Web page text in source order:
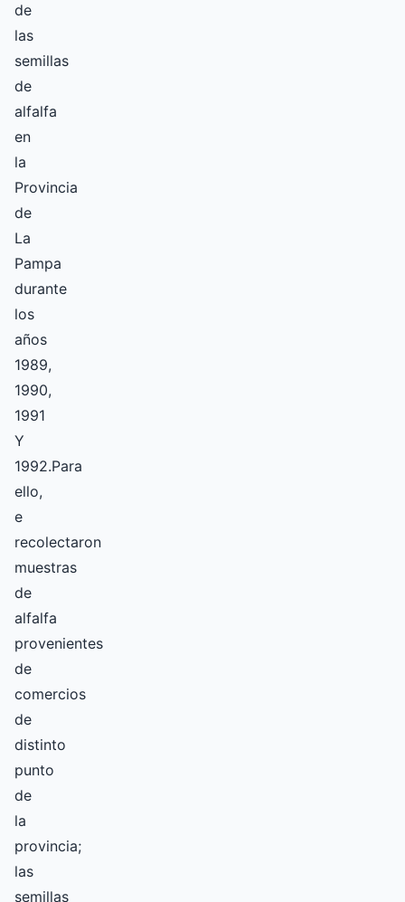
de
las
semillas
de
alfalfa
en
la
Provincia
de
La
Pampa
durante
los
años
1989,
1990,
1991
Y
1992.Para
ello,
e
recolectaron
muestras
de
alfalfa
provenientes
de
comercios
de
distinto
punto
de
la
provincia;
las
semillas